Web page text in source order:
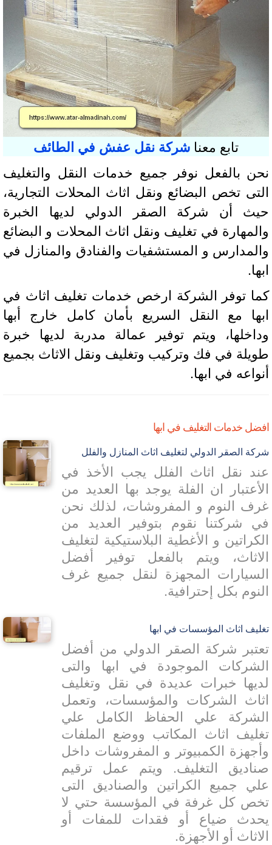
تابع معناشركة نقل عفش في الطائف
بالفعل نوفر جميع خدمات النقل والتغليف
تخص البضائع ونقل اثاث المحلات التجارية،
أن شركة الصقر الدولي لديها الخبرة
في تغليف ونقل اثاث المحلات و البضائع
و المستشفيات والفنادق والمنازل في
توفر الشركة ارخص خدمات تغليف اثاث في
مع النقل السريع بأمان كامل خارج أبها
ويتم توفير عمالة مدربة لديها خبرة
في فك وتركيب وتغليف ونقل الاثاث بجميع
في ابها.
خدمات التغليف في ابها
الصقر الدولي لتغليف اثاث المنازل والفلل
نقل اثاث الفلل يجب الأخذ في
ان الفلة يوجد بها العديد من
النوم و المفروشات، لذلك نحن
شركتنا نقوم بتوفير العديد من
و الأغطية البلاستيكية لتغليف
ويتم بالفعل توفير أفضل
المجهزة لنقل جميع غرف
بكل إحترافية.
اثاث المؤسسات في ابها
شركة الصقر الدولي من أفضل
الموجودة في ابها والتى
خبرات عديدة في نقل وتغليف
الشركات والمؤسسات، وتعمل
علي الحفاظ الكامل علي
اثاث المكاتب ووضع الملفات
الكمبيوتر و المفروشات داخل
التغليف. ويتم عمل ترقيم
جميع الكراتين والصناديق التى
كل غرفة في المؤسسة حتي لا
ضياع أو فقدات للمفات أو
أو الأجهزة.